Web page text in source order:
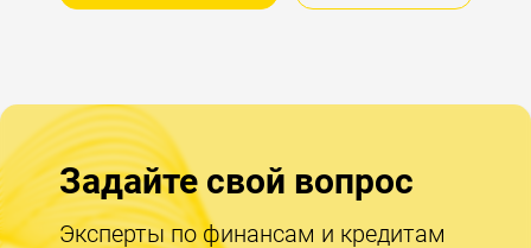
Задайте свой вопрос
Эксперты по финансам и кредитам